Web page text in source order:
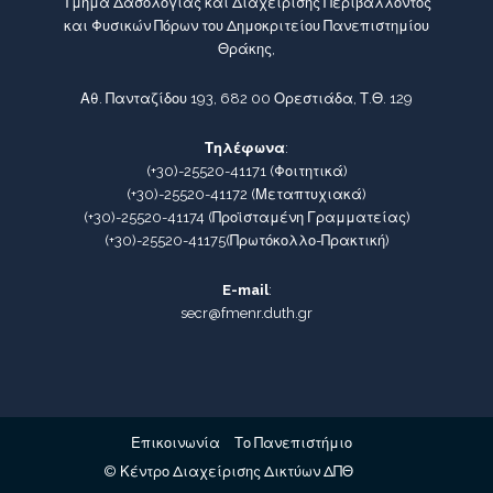
και Φυσικών Πόρων του Δημοκριτείου Πανεπιστημίου
Θράκης,
Αθ. Πανταζίδου 193, 682 00 Ορεστιάδα, Τ.Θ. 129
Τηλέφωνα:
(+30)-25520-41171(Φοιτητικά)
(+30)-25520-41172 (Μεταπτυχιακά)
(+30)-25520-41174 (Προϊσταμένη Γραμματείας)
(+30)-25520-41175(Πρωτόκολλο-Πρακτική)
E-mail:
secr@fmenr.duth.gr
Επικοινωνία
Το Πανεπιστήμιο
© Κέντρο Διαχείρισης Δικτύων ΔΠΘ